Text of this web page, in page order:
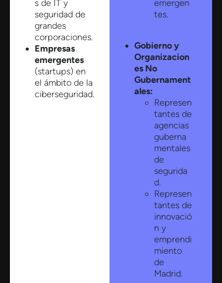
s de IT y
seguridad de
grandes
corporaciones.​
Empresas
emergentes
(startups) en
el ámbito de la
ciberseguridad.​
emergen
tes.​
Gobierno y
Organizacion
es No
Gubernament
ales:​
Represen
tantes de
agencias
guberna
mentales
de
segurida
d.​
Represen
tantes de
innovació
n y
emprendi
miento
de
Madrid.